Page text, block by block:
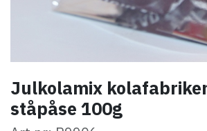
Julkolamix
ståpåse 100g